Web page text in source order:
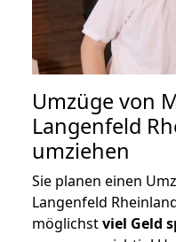
Umzüge von
Langenfeld
umziehen
Sie planen einen
Langenfeld
möglichstviel Geld